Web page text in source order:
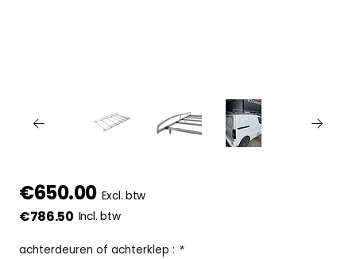
€650.00 Excl. btw
€786.50 Incl. btw
achterdeuren of achterklep : *